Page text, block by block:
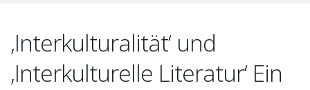
‚Interkulturalität‘ und
‚Interkulturelle Literatur‘ Ein